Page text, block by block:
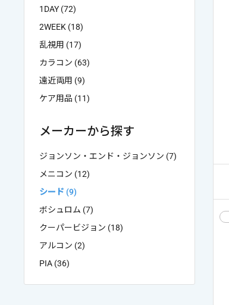
ケア用品
メーカーから探す
PIA
コラム
ご利用ガイド
よくあるご質問
1DAY (72)
2WEEK (18)
乱視用 (17)
カラコン (63)
遠近両用 (9)
ケア用品 (11)
メーカーから探す
ジョンソン・エンド・ジョンソン (7)
メニコン (12)
シード (9)
ボシュロム (7)
クーパービジョン (18)
アルコン (2)
PIA (36)